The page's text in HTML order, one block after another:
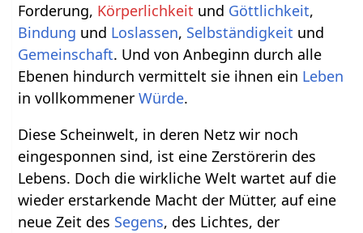
Forderung, Körperlichkeit und Göttlichkeit,
Bindung und Loslassen, Selbständigkeit und
Gemeinschaft. Und von Anbeginn durch alle
Ebenen hindurch vermittelt sie ihnen ein Leben
in vollkommenerWürde.
Diese Scheinwelt, in deren Netz wir noch
eingesponnen sind, ist eine Zerstörerin des
Lebens. Doch die wirkliche Welt wartet auf die
wieder erstarkende Macht der Mütter, auf eine
neue Zeit des Segens, des Lichtes, der